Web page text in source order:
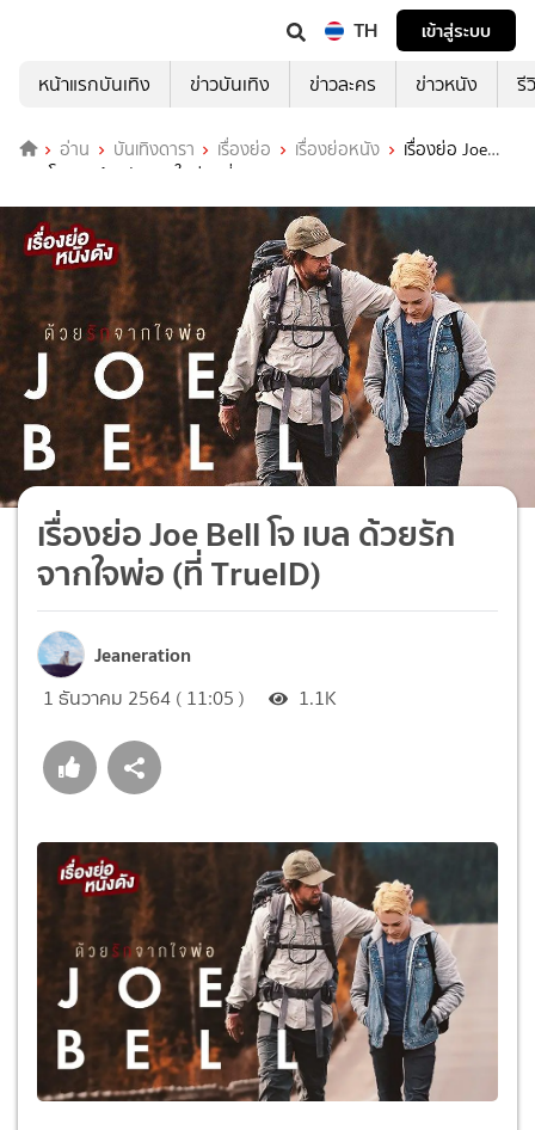
TH
เข้าสู่ระบบ
หน้าแรกบันเทิง
ข่าวบันเทิง ข่าวละคร ข่าวหนัง รี
อ่าน บันเทิงดารา เรื่องย่อ เรื่องย่อหนัง
เรื่องย่อ Joe
Bell โจ เบล ด้วยรักจากใจพ่อ (ที่ TrueID)
เรื่องย่อ Joe Bell โจ เบล ด้วยรัก
จากใจพ่อ (ที่ TrueID)
Jeaneration
1 ธันวาคม 2564 ( 11:05 ) 1.1K